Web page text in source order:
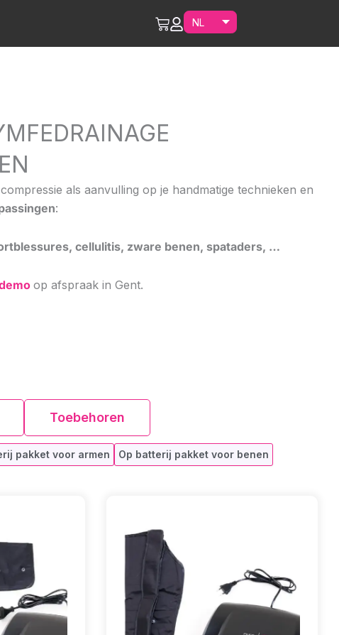
Cart
als aanvulling op je handmatige technieken en
:
cellulitis, zware benen, spataders, …
op afspraak in Gent.
Toebehoren
pakket voor armen
Op batterij pakket voor benen